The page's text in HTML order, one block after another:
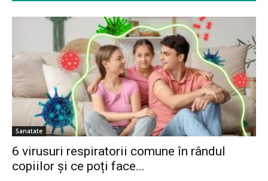
Sanatate
6 virusuri respiratorii comune în rândul
copiilor și ce poți face...